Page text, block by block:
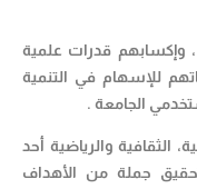
وإكسابهم قدرات علمية
للإسهام في التنمية
الجامعة .
الثقافية والرياضية أحد
جملة من الأهداف